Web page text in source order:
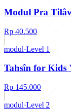
Modul Pra
Rp 40.500
كتاب
◇MODUL
modul·Level 1
Tahsîn for Kids
Rp 145.000
كتاب
◇MODUL
modul·Level 2